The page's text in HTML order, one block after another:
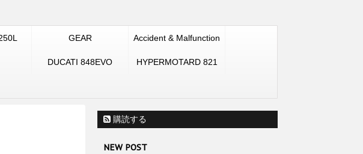
GEAR Accident & Malfunction
DUCATI 848EVO HYPERMOTARD 821
購読する
NEW POST